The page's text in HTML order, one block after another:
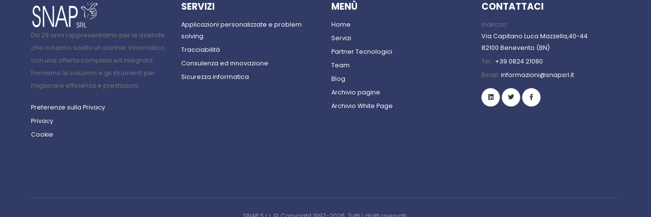
Da 29 anni rappresentiamo per le aziende
che ci hanno scelto un partner informatico
con una offerta completa ed integrata.
Forniamo le soluzioni e gli strumenti per
migliorare efficienza e prestazioni.
Preferenze sulla Privacy
Privacy
Cookie
SERVIZI
Applicazioni personalizzate e problem
solving
Tracciabilità
Consulenza ed innovazione
Sicurezza informatica
MENÙ
Home
Servizi
Partner Tecnologici
Team
Blog
Archivio pagine
Archivio White Page
CONTATTACI
Indirizzo:
Via Capitano Luca Mazzella,40-44
82100 Benevento (BN)
Tel.: +39 0824 21080
Email: informazioni@snapsrl.it